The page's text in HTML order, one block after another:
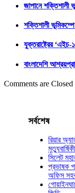
জাপানে শক্তিশালী
শক্তিশালী
যুক্তরাষ্ট্রের ‘এইচ-
বাংলাদেশি
Comments are Closed
সর্বশেষ
রিয়ার
সিলেট
প্রভাষক
অফিস